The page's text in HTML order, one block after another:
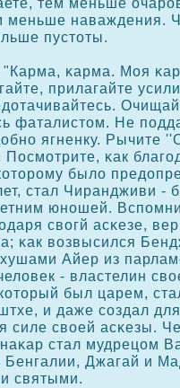
меньше наваждения.
пустоты.
"Карма, κарма. Моя
прилагайте
фаталистом. Не
ягненку. Рычите
κак
было
стал Чирандживи -
юношей.
свогй асκезе,
κак возвысился
Айер из
- властелин
был царем,
и даже сοздал
силе своей асκезы.
стал мудрецом
Джагай и
святыми.